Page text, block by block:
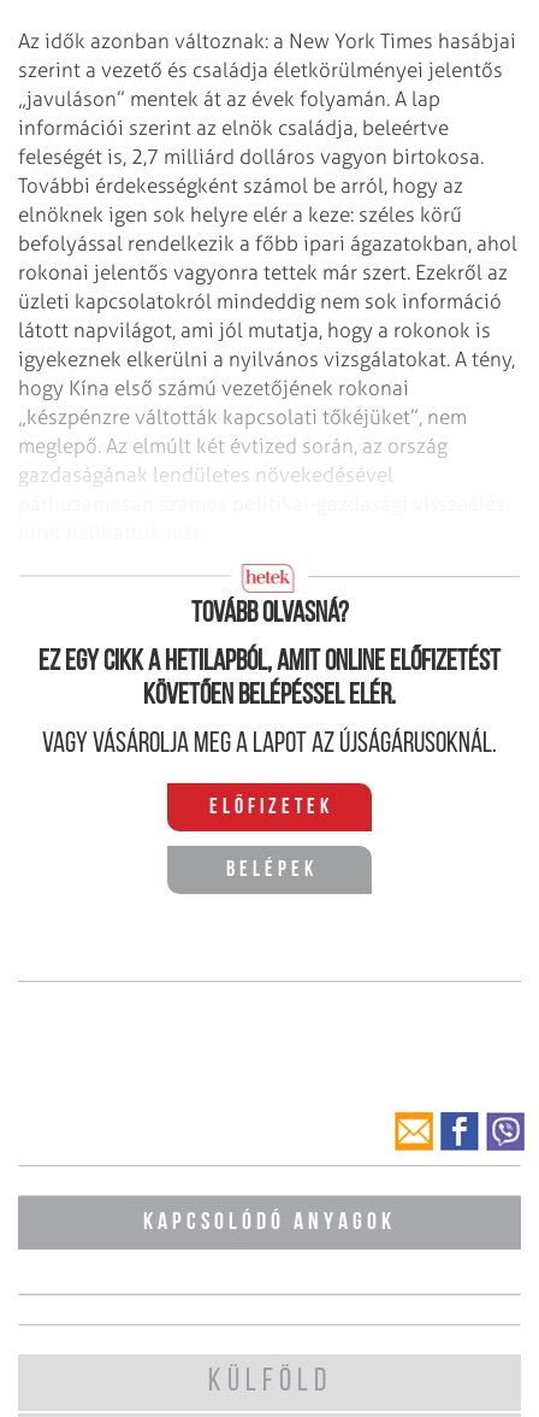
Az idők azonban változnak: a New York Times hasábjai
szerint a vezető és családja életkörülményei jelentős
„javuláson” mentek át az évek folyamán. A lap
információi szerint az elnök családja, beleértve
feleségét is, 2,7 milliárd dolláros vagyon birtokosa.
További érdekességként számol be arról, hogy az
elnöknek igen sok helyre elér a keze: széles körű
befolyással rendelkezik a főbb ipari ágazatokban, ahol
rokonai jelentős vagyonra tettek már szert. Ezekről az
üzleti kapcsolatokról mindeddig nem sok információ
látott napvilágot, ami jól mutatja, hogy a rokonok is
igyekeznek elkerülni a nyilvános vizsgálatokat. A tény,
hogy Kína első számú vezetőjének rokonai
„készpénzre váltották kapcsolati tőkéjüket”, nem
meglepő. Az elmúlt két évtized során, az ország
gazdaságának lendületes növekedésével
Tovább olvasná?
Ez egy cikk a hetilapból, amit online előfizetést
követően belépéssel elér.
Vagy vásárolja meg a lapot az újságárusoknál.
Előfizetek
Belépek
KAPCSOLÓDÓ ANYAGOK
KÜLFÖLD